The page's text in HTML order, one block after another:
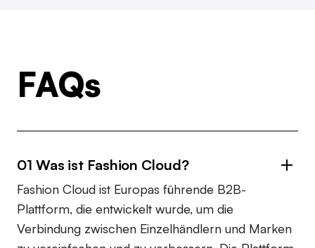
FAQs
01 Was ist Fashion Cloud?
Fashion Cloud ist Europas führende B2B-
Plattform, die entwickelt wurde, um die
Verbindung zwischen Einzelhändlern und Marken